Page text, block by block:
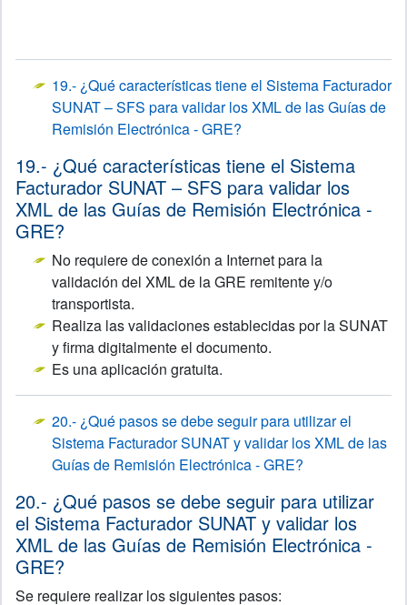
19.- ¿Qué características tiene el Sistema Facturador
SUNAT – SFS para validar los XML de las Guías de
Remisión Electrónica - GRE?
19.- ¿Qué características tiene el Sistema
Facturador SUNAT – SFS para validar los
XML de las Guías de Remisión Electrónica -
GRE?
No requiere de conexión a Internet para la
validación del XML de la GRE remitente y/o
transportista.
Realiza las validaciones establecidas por la SUNAT
y firma digitalmente el documento.
Es una aplicación gratuita.
20.- ¿Qué pasos se debe seguir para utilizar el
Sistema Facturador SUNAT y validar los XML de las
Guías de Remisión Electrónica - GRE?
20.- ¿Qué pasos se debe seguir para utilizar
el Sistema Facturador SUNAT y validar los
XML de las Guías de Remisión Electrónica -
GRE?
Se requiere realizarlos siguientes pasos: